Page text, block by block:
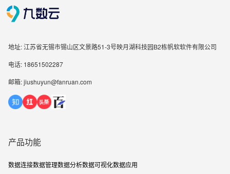
地址: 江苏省无锡市锡山区文景路51-3号映月湖科技园B2栋帆软软件有限公司
电话: 18651502287
邮箱: jiushuyun@fanruan.com
产品功能
数据连接数据管理数据分析数据可视化数据应用